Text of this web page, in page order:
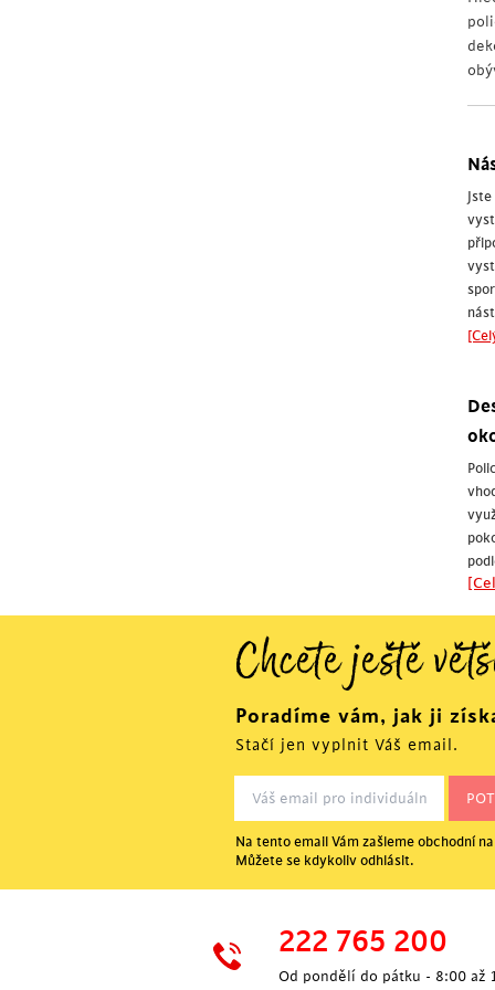
Chcete ještě
Poradíme vám, jak ji
Stačí jen vyplnit Váš email.
Na tento email Vám zašleme obchodní
Můžete se kdykoliv odhlásit.
222 765 200
Od pondělí do pátku - 8:00 až